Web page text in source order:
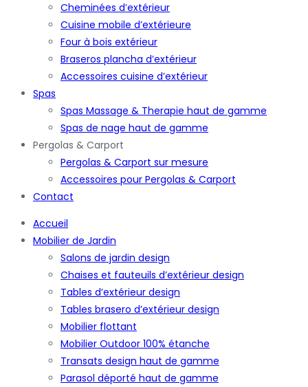
Cheminées d’extérieur
Cuisine mobile d’extérieure
Four à bois extérieur
Braseros plancha d’extérieur
Accessoires cuisine d’extérieur
Spas
Spas Massage & Therapie haut de gamme
Spas de nage haut de gamme
Pergolas & Carport
Pergolas & Carport sur mesure
Accessoires pour Pergolas & Carport
Contact
Accueil
Mobilier de Jardin
Salons de jardin design
Chaises et fauteuils d’extérieur design
Tables d’extérieur design
Tables brasero d’extérieur design
Mobilier flottant
Mobilier Outdoor 100% étanche
Transats design haut de gamme
Parasol déporté haut de gamme